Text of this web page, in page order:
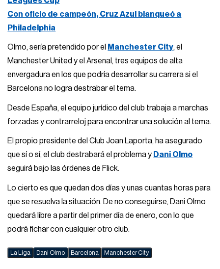
Con oficio de campeón, Cruz Azul blanqueó a
Philadelphia
Olmo, sería pretendido por el Manchester City, el
Manchester United y el Arsenal, tres equipos de alta
envergadura en los que podría desarrollar su carrera si el
Barcelona no logra destrabar el tema.
Desde España, el equipo jurídico del club trabaja a marchas
forzadas y contrarreloj para encontrar una solución al tema.
El propio presidente del Club Joan Laporta, ha asegurado
que sí o sí, el club destrabará el problema y Dani Olmo
seguirá bajo las órdenes de Flick.
Lo cierto es que quedan dos días y unas cuantas horas para
que se resuelva la situación. De no conseguirse, Dani Olmo
quedará libre a partir del primer día de enero, con lo que
podrá fichar con cualquier otro club.
La Liga Dani Olmo Barcelona Manchester City